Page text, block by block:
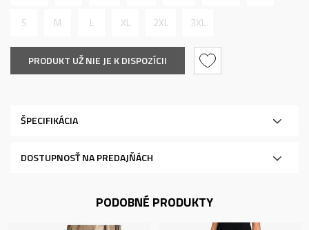
S M L XL 2XL 3XL
PRODUKT UŽ NIE JE K DISPOZÍCII
ŠPECIFIKÁCIA
DOSTUPNOSŤ NA PREDAJŇÁCH
PODOBNÉ PRODUKTY